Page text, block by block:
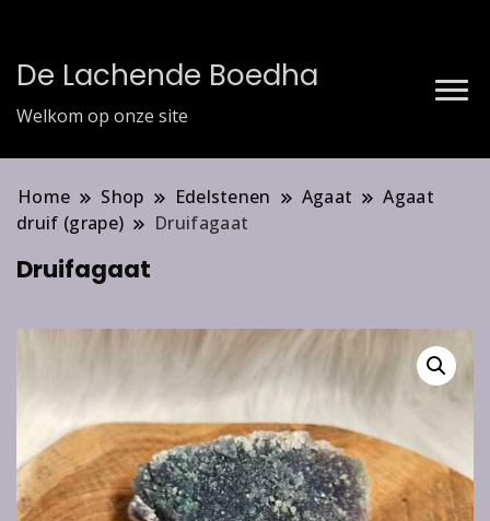
De Lachende Boedha
Welkom op onze site
Home Shop Edelstenen Agaat
Agaat
druif (grape)
Druifagaat
Druifagaat